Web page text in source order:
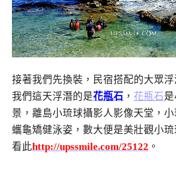
接著我們先換裝，民宿搭配的大眾浮
我們這天浮潛的是花瓶石 ， 花瓶石
景，離島小琉球攝影人影像天堂，
蠵龜矯健泳姿，數大便是美壯觀小
看此http://upssmile.com/25122 。